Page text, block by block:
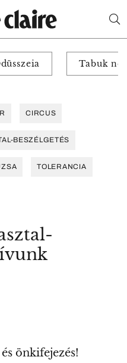
Tabuk
CIRCUS
BESZÉLGETÉS
TOLERANCIA
önkifejezés!